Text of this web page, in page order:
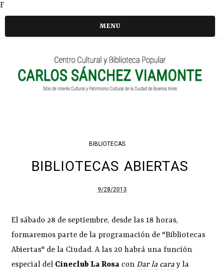
F
MENU
BIBLIOTECAS
BIBLIOTECAS ABIERTAS
9/28/2013
El sábado 28 de septiembre, desde las 18 horas,
formaremos parte de la programación de "Bibliotecas
Abiertas" de la Ciudad. A las 20 habrá una función
especial del Cineclub La Rosa conDar la cara y la